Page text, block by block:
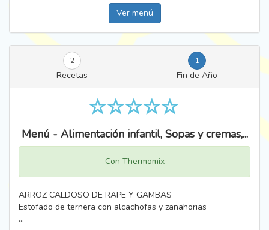
Ver menú
2 1
Recetas Fin de Año
Menú - Alimentación infantil, Sopas y cremas,...
Con Thermomix
ARROZ CALDOSO DE RAPE Y GAMBAS
Estofado de ternera con alcachofas y zanahorias
...